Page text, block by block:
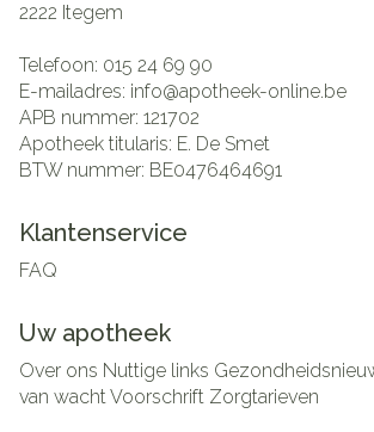
2222 Itegem
Telefoon: 015 24 69 90
E-mailadres: info@apotheek-online.be
APB nummer: 121702
Apotheek titularis: E. De Smet
BTW nummer: BE0476464691
Klantenservice
FAQ
Uw apotheek
Over ons Nuttige links
van wachtVoorschrift Zorgtarieven